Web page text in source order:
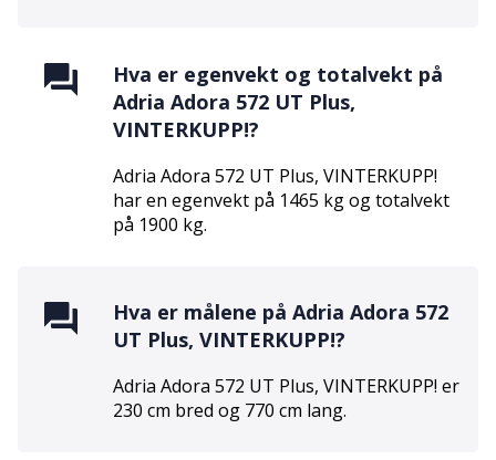
Hva er egenvekt og totalvekt på
Adria Adora 572 UT Plus,
VINTERKUPP!?
Adria Adora 572 UT Plus, VINTERKUPP!
har en egenvekt på 1465 kg og totalvekt
på 1900 kg.
Hva er målene på Adria Adora 572
UT Plus, VINTERKUPP!?
Adria Adora 572 UT Plus, VINTERKUPP! er
230 cm bred og 770 cm lang.